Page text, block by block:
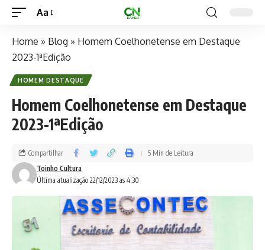
Aa
Home » Blog » Homem Coelhonetense em Destaque
2023-1ªEdição
HOMEM DESTAQUE
Homem Coelhonetense em Destaque
2023-1ªEdição
Última atualização 22/12/2023 as 4:30
Toinho Cultura
Compartilhar 5 Min de Leitura